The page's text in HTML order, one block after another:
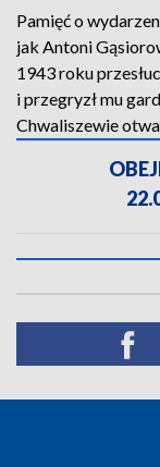
Pamięć o
jak Antoni
1943 roku
i przegryzł mu
Chwaliszewie